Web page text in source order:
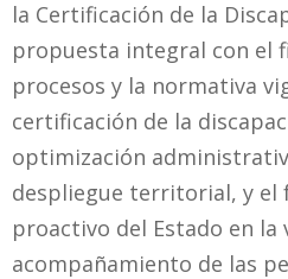
la Certificación de la
propuesta integral con el
procesos y la normativa
certificación de la
optimización
despliegue territorial, y
proactivo del Estado en la
acompañamiento de las